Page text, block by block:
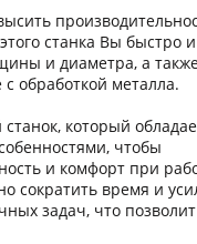
станка Вы быстро и
и диаметра, а
обработкой металла.
который
чтобы
и комфорт при
сократить время и
задач, что позволит